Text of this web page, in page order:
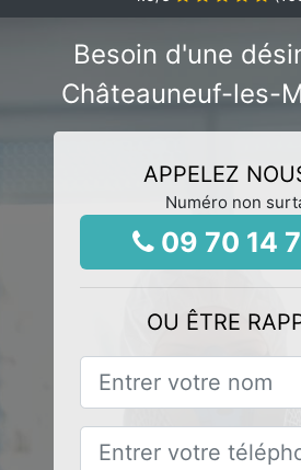
Besoin d'une
Châteauneuf-les-
APPELEZ
Numéro non
09 70 14
OU ÊTRE